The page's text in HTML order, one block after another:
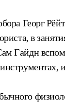
Георг
в
Гайдн